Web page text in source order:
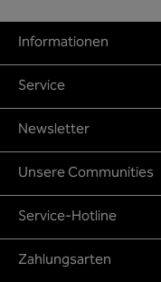
Informationen
Service
Newsletter
Unsere Communities
Service-Hotline
Zahlungsarten